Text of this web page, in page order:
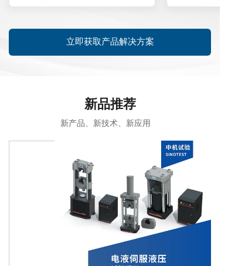
立即获取产品解决方案
新品推荐
新产品、新技术、新应用